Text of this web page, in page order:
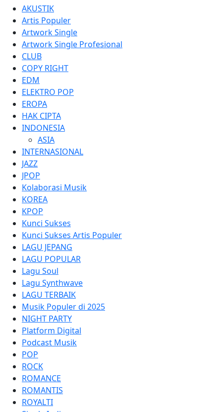
AKUSTIK
Artis Populer
Artwork Single
Artwork Single Profesional
CLUB
COPY RIGHT
EDM
ELEKTRO POP
EROPA
HAK CIPTA
INDONESIA
ASIA
INTERNASIONAL
JAZZ
JPOP
Kolaborasi Musik
KOREA
KPOP
Kunci Sukses
Kunci Sukses Artis Populer
LAGU JEPANG
LAGU POPULAR
Lagu Soul
Lagu Synthwave
LAGU TERBAIK
Musik Populer di 2025
NIGHT PARTY
Platform Digital
Podcast Musik
POP
ROCK
ROMANCE
ROMANTIS
ROYALTI